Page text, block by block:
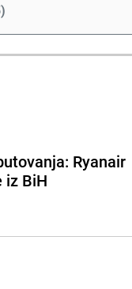
)
Ryanair
iz BiH